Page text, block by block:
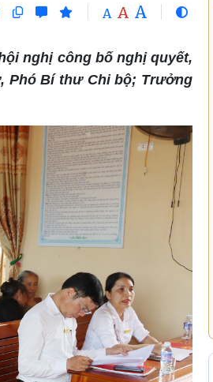
A A A
nghị công bố nghị quyết,
Phó Bí thư Chi bộ; Trưởng